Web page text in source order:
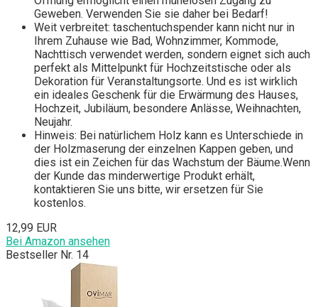
Geweben. Verwenden Sie sie daher bei Bedarf!
Weit verbreitet: taschentuchspender kann nicht nur in
Ihrem Zuhause wie Bad, Wohnzimmer, Kommode,
Nachttisch verwendet werden, sondern eignet sich auch
perfekt als Mittelpunkt für Hochzeitstische oder als
Dekoration für Veranstaltungsorte. Und es ist wirklich
ein ideales Geschenk für die Erwärmung des Hauses,
Hochzeit, Jubiläum, besondere Anlässe, Weihnachten,
Neujahr.
Hinweis: Bei natürlichem Holz kann es Unterschiede in
der Holzmaserung der einzelnen Kappen geben, und
dies ist ein Zeichen für das Wachstum der Bäume.Wenn
der Kunde das minderwertige Produkt erhält,
kontaktieren Sie uns bitte, wir ersetzen für Sie
kostenlos.
12,99 EUR
Bei Amazon ansehen
Bestseller Nr. 14